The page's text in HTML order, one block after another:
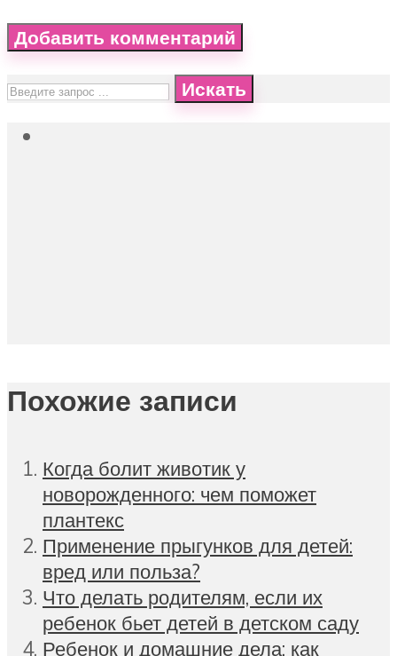
Искать
Похожие записи
Когда болит животик у
новорожденного: чем поможет
плантекс
Применение прыгунков для детей:
вред или польза?
Что делать родителям, если их
ребенок бьет детей в детском саду
Ребенок и домашние дела: как